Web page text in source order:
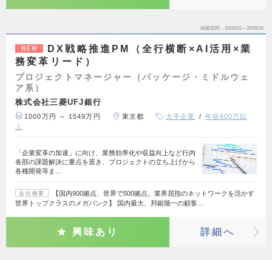
掲載期間 26/08/03～26/08/16
NEW
DX戦略推進PM（全行横断×AI活用×業
務変革リード）
プロジェクトマネージャー（パッケージ・ミドルウェ
ア系）
株式会社三菱UFJ銀行
1000万円 ～ 1549万円 東京都 大手企業
年収600万以
上
「企業変革の加速」に向け、業務効率化や収益向上など行内
各部の課題解決に重点を置き、プロジェクトの立ち上げから
各種開発等ま…
会社概要
【国内900拠点、世界で500拠点。業界屈指のネットワークを活かす
世界トップクラスのメガバンク】 国内最大、邦銀随一の顧客…
興味あり 詳細へ